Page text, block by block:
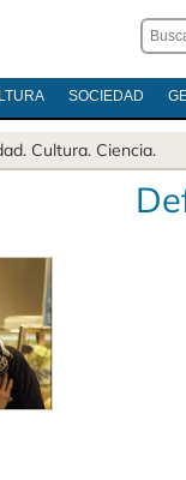
SOCIEDAD
. Cultura. Ciencia.